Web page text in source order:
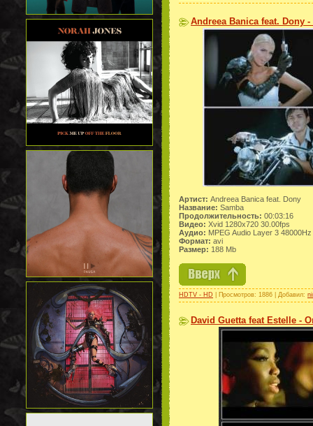
Andreea Banica feat. Dony -
Артист: Andreea Banica feat. Dony
Название: Samba
Продолжительность: 00:03:16
Видео: Xvid 1280x720 30.00fps
Аудио: MPEG Audio Layer 3
Формат: avi
Размер: 188 Mb
HDTV - HD | Просмотров: 1886 | Добавил:
David Guetta feat Estelle -